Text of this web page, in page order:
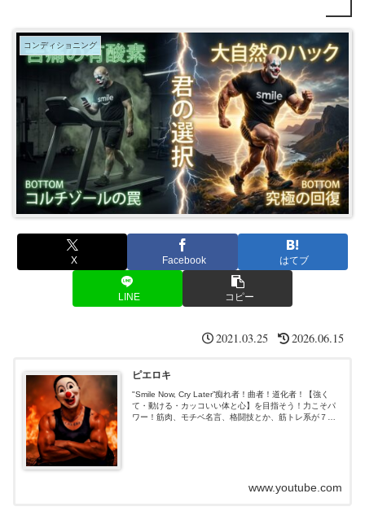
コンディショニング
X Facebook はてブ
LINE コピー
2021.03.25 2026.06.15
ピエロキ
"Smile Now, Cry Later”痴れ者！曲者！道化者！【強く
て・動ける・カッコいい体と心】を目指そう！力こそパ
ワー！筋肉、モチベ名言、格闘技とか、筋トレ系が７
www.youtube.com